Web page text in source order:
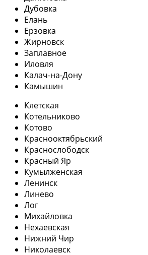
Дубовка
Елань
Ерзовка
Жирновск
Заплавное
Иловля
Калач-на-Дону
Камышин
Клетская
Котельниково
Котово
Краснооктябрьский
Краснослободск
Красный Яр
Кумылженская
Ленинск
Линево
Лог
Михайловка
Нехаевская
Нижний Чир
Николаевск